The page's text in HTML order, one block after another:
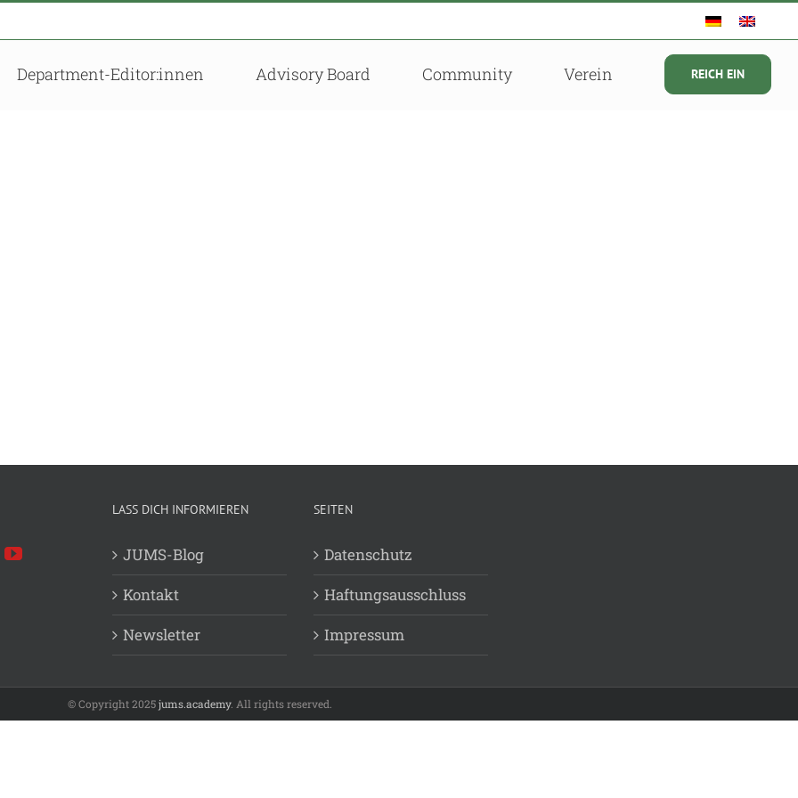
Department-Editor:innen Advisory Board Community Verein REICH EIN
LASS DICH INFORMIEREN
JUMS-Blog
Kontakt
Newsletter
SEITEN
Datenschutz
Haftungsausschluss
Impressum
© Copyright 2025jums.academy. All rights reserved.